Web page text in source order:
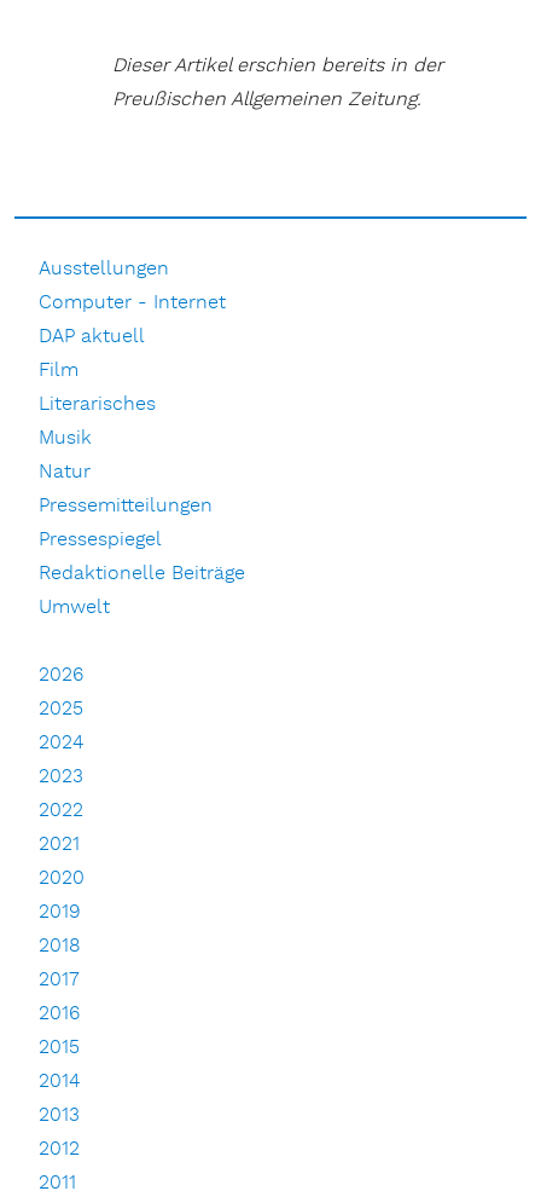
Dieser Artikel erschien bereits in der
Preußischen Allgemeinen Zeitung.
Ausstellungen
Computer - Internet
DAP aktuell
Film
Literarisches
Musik
Natur
Pressemitteilungen
Pressespiegel
Redaktionelle Beiträge
Umwelt
2026
2025
2024
2023
2022
2021
2020
2019
2018
2017
2016
2015
2014
2013
2012
2011